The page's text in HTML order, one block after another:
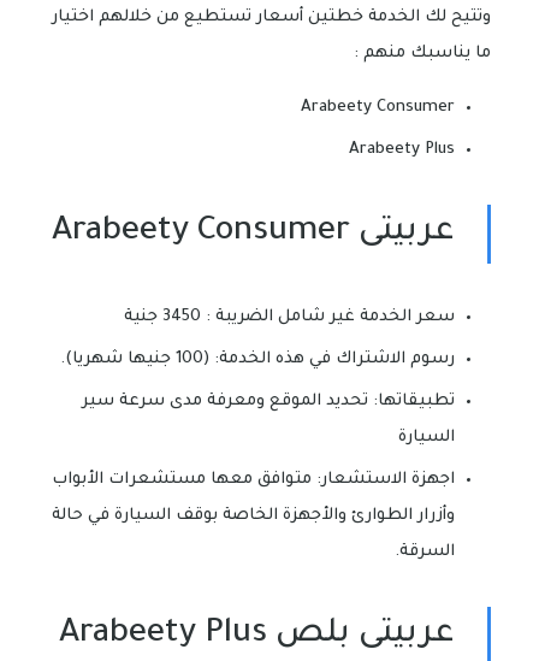
وتتيح لك الخدمة خطتين أسعار تستطيع من خلالهم اختيار
ما يناسبك منهم :
Arabeety Consumer
Arabeety Plus
عربيتى Arabeety Consumer
سعر الخدمة غير شامل الضريبة : 3450 جنية
رسوم الاشتراك في هذه الخدمة: (100 جنيها شهريا).
تطبيقاتها: تحديد الموقع ومعرفة مدى سرعة سير
السيارة
اجهزة الاستشعار: متوافق معها مستشعرات الأبواب
وأزرار الطوارئ والأجهزة الخاصة بوقف السيارة في حالة
السرقة.
عربيتى بلص Arabeety Plus